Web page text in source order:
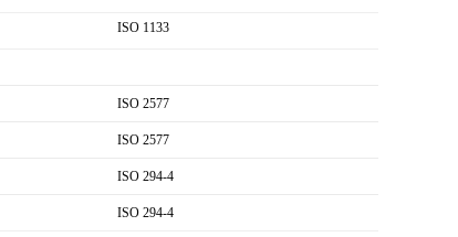
ISO 1133
ISO 2577
ISO 2577
ISO 294-4
ISO 294-4